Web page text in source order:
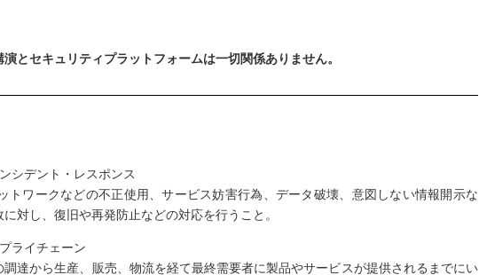
とセキュリティプラットフォームは一切関係ありません。
シデント・レスポンス
トワークなどの不正使用、サービス妨害行為、データ破壊、意図しない情報開示な
に対し、復旧や再発防止などの対応を行うこと。
ライチェーン
調達から生産、販売、物流を経て最終需要者に製品やサービスが提供されるまでにい